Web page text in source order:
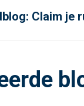
Claim je